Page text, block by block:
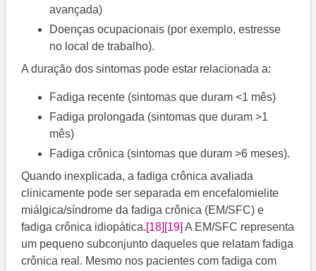
avançada)
Doenças ocupacionais (por exemplo, estresse
no local de trabalho).
A duração dos sintomas pode estar relacionada a:
Fadiga recente (sintomas que duram <1 mês)
Fadiga prolongada (sintomas que duram >1
mês)
Fadiga crônica (sintomas que duram >6 meses).
Quando inexplicada, a fadiga crônica avaliada
clinicamente pode ser separada em encefalomielite
miálgica/síndrome da fadiga crônica (EM/SFC) e
fadiga crônica idiopática.[18] [19] ​ A EM/SFC representa
um pequeno subconjunto daqueles que relatam fadiga
crônica real. Mesmo nos pacientes com fadiga com